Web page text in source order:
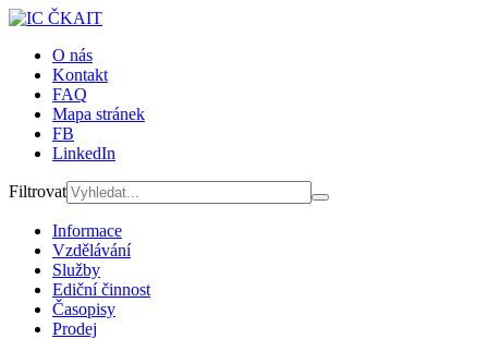
O nás
Kontakt
FAQ
Mapa stránek
FB
LinkedIn
Filtrovat
Informace
Vzdělávání
Služby
Ediční činnost
Časopisy
Prodej